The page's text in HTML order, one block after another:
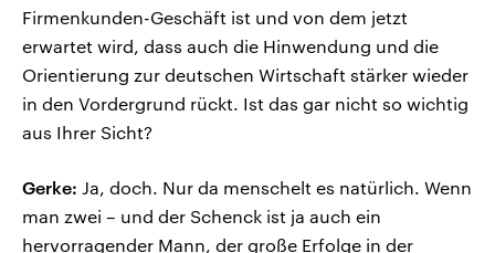
Firmenkunden-Geschäft ist und von dem jetzt
erwartet wird, dass auch die Hinwendung und die
Orientierung zur deutschen Wirtschaft stärker wieder
in den Vordergrund rückt. Ist das gar nicht so wichtig
aus Ihrer Sicht?
Gerke: Ja, doch. Nur da menschelt es natürlich. Wenn
man zwei – und der Schenck ist ja auch ein
hervorragender Mann, der große Erfolge in der